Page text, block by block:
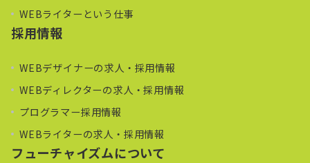
WEBライターという仕事
採用情報
WEBデザイナーの求人・採用情報
WEBディレクターの求人・採用情報
プログラマー採用情報
WEBライターの求人・採用情報
フューチャイズムについて